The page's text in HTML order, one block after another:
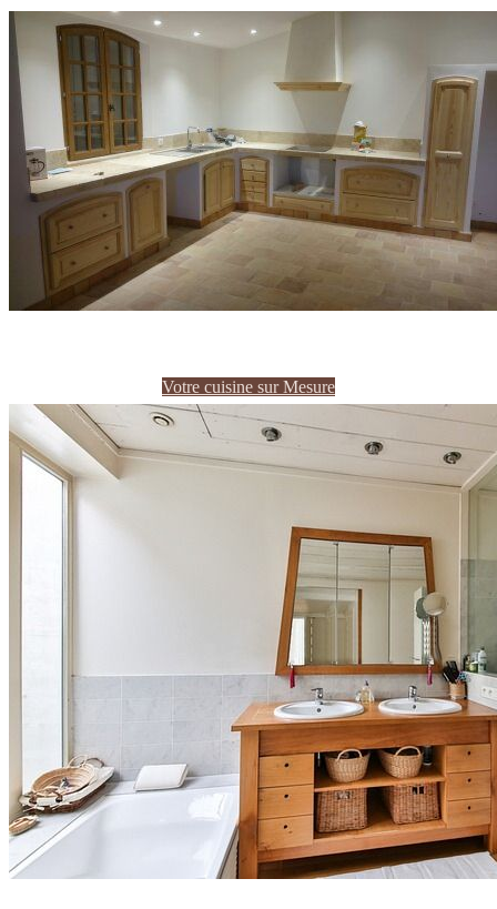
Votre cuisine sur Mesure